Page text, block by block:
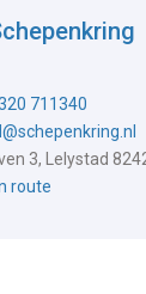
711340
3, Lelystad
route